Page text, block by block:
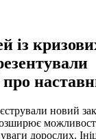
із
новий
дорослих.